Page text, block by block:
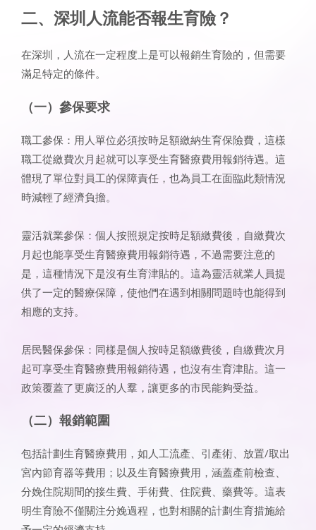
二、深圳人流能否報生育險？
在深圳，人流在一定程度上是可以報銷生育險的，但需要
滿足特定的條件。
（一）參保要求
職工參保：用人單位必須按時足額繳納生育保險費，這樣
職工從繳費次月起就可以享受生育醫療費用報銷待遇。這
體現了單位對員工的保障責任，也為員工在面臨此類情況
時減輕了經濟負擔。
靈活就業參保：個人按照規定按時足額繳費後，自繳費次
月起也能享受生育醫療費用報銷待遇，不過需要注意的
是，這種情況下是沒有生育津貼的。這為靈活就業人員提
供了一定的醫療保障，使他們在遇到相關問題時也能得到
相應的支持。
居民醫保參保：同樣是個人按時足額繳費後，自繳費次月
起可享受生育醫療費用報銷待遇，也沒有生育津貼。這一
政策覆蓋了更廣泛的人羣，讓更多的市民能夠受益。
（二）報銷範圍
包括計劃生育醫療費用，如人工流產、引產術、放置/取出
宮內節育器等費用；以及生育醫療費用，涵蓋產前檢查、
分娩住院期間的接生費、手術費、住院費、藥費等。這表
明生育險不僅關注分娩過程，也對相關的計劃生育措施給